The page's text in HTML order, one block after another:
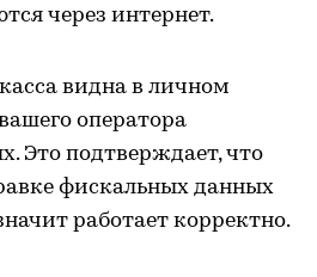
через интернет.
видна в личном
оператора
Это подтверждает, что
фискальных данных
работает корректно.